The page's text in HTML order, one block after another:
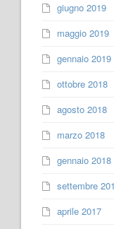
giugno 2019
maggio 2019
gennaio 2019
ottobre 2018
agosto 2018
marzo 2018
gennaio 2018
settembre
aprile 2017